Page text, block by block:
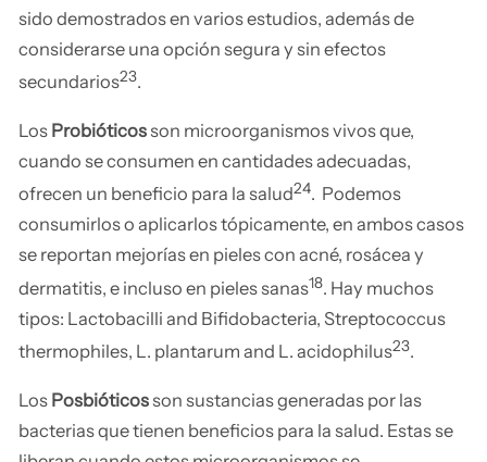
sido demostrados en varios estudios, además de
considerarse una opción segura y sin efectos
secundarios23.
Los Probióticosson microorganismos vivos que,
cuando se consumen en cantidades adecuadas,
ofrecen un beneficio para la salud24. Podemos
consumirlos o aplicarlos tópicamente, en ambos casos
se reportan mejorías en pieles con acné, rosácea y
dermatitis, e incluso en pieles sanas18. Hay muchos
tipos: Lactobacilli and Bifidobacteria, Streptococcus
thermophiles, L. plantarum and L. acidophilus23.
Los Posbióticosson sustancias generadas por las
bacterias que tienen beneficios para la salud. Estas se